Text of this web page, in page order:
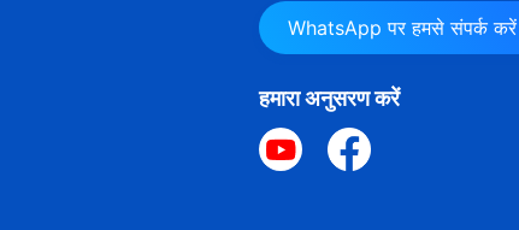
WhatsApp पर हमसे संपर्क करें
हमारा अनुसरण करें